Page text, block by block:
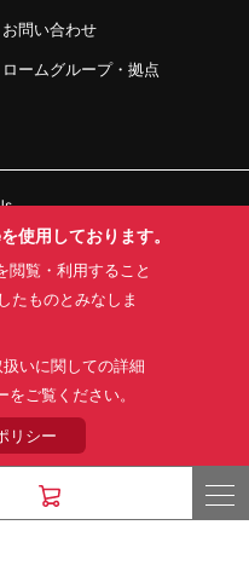
お問い合わせ
ロームグループ・拠点
サイトマップ
契約条件書(PDF)
RIGHTS RESERVED.
使用しております。
閲覧・利用すること
たものとみなしま
いに関しての詳細
ご覧ください。
リシー